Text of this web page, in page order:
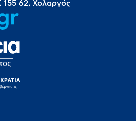
155 62, Χολαργός